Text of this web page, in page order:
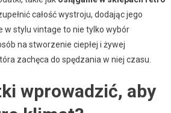
całość wystroju, dodając jego
w stylu vintage to nie tylko wybór
na stworzenie ciepłej i żywej
zachęca do spędzania w niej czasu.
wprowadzić, aby